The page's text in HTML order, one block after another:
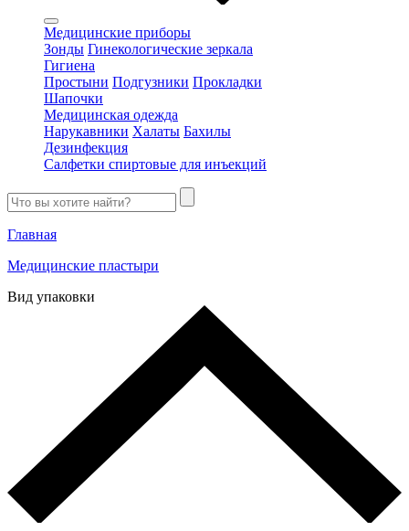
Медицинские приборы
Зонды Гинекологические зеркала
Гигиена
Простыни Подгузники Прокладки
Шапочки
Медицинская одежда
Нарукавники Халаты Бахилы
Дезинфекция
Салфетки спиртовые для инъекций
Главная
Медицинские пластыри
Вид упаковки